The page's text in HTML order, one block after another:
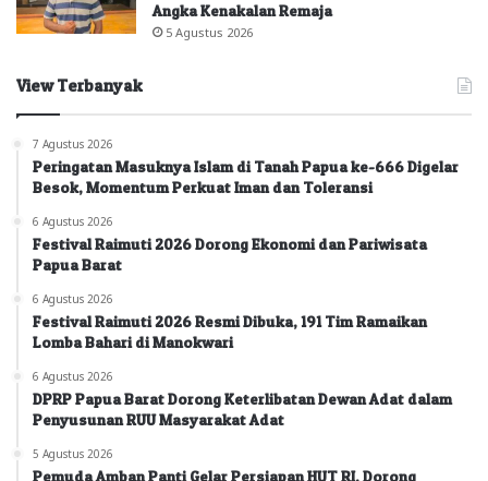
Angka Kenakalan Remaja
5 Agustus 2026
View Terbanyak
7 Agustus 2026
Peringatan Masuknya Islam di Tanah Papua ke-666 Digelar
Besok, Momentum Perkuat Iman dan Toleransi
6 Agustus 2026
Festival Raimuti 2026 Dorong Ekonomi dan Pariwisata
Papua Barat
6 Agustus 2026
Festival Raimuti 2026 Resmi Dibuka, 191 Tim Ramaikan
Lomba Bahari di Manokwari
6 Agustus 2026
DPRP Papua Barat Dorong Keterlibatan Dewan Adat dalam
Penyusunan RUU Masyarakat Adat
5 Agustus 2026
Pemuda Amban Panti Gelar Persiapan HUT RI, Dorong